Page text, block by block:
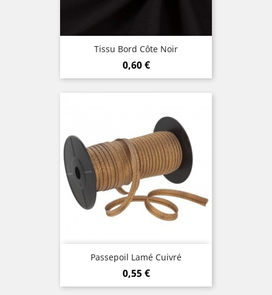
Tissu Bord Côte Noir
Prix
0,60 €
Passepoil Lamé Cuivré
Prix
0,55 €